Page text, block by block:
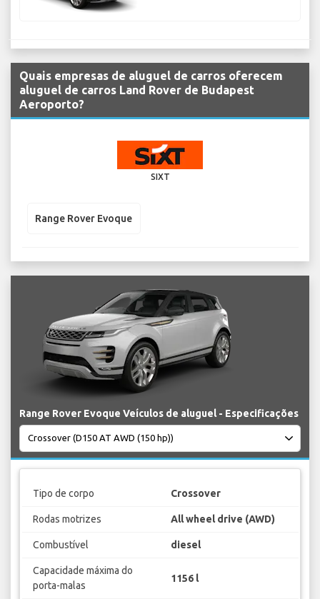
Quais empresas de aluguel de carros oferecem
aluguel de carros Land Rover de Budapest
Aeroporto?
SIXT
Range Rover Evoque
Range Rover Evoque Veículos de aluguel - Especificações
Tipo de corpo Crossover
Rodas motrizes All wheel drive (AWD)
Combustível diesel
Capacidade máxima do
porta-malas
1156 l